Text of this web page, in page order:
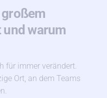
und warum
für immer verändert.
Ort, an dem Teams